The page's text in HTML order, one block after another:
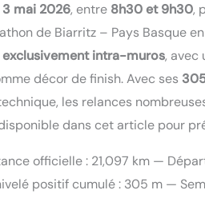
mai 2026, entre 8h30 et 9h30,
de Biarritz – Pays Basque
exclusivement intra-muros, avec
décor de finish. Avec ses
les relances
dans cet article pour
officielle : 21,097 km —
positif cumulé : 305 m —